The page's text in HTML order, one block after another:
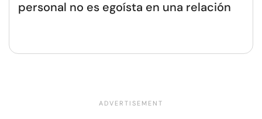
personal no es egoísta en una relación